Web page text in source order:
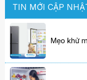
TIN MỚI CẬP
Mẹo khử